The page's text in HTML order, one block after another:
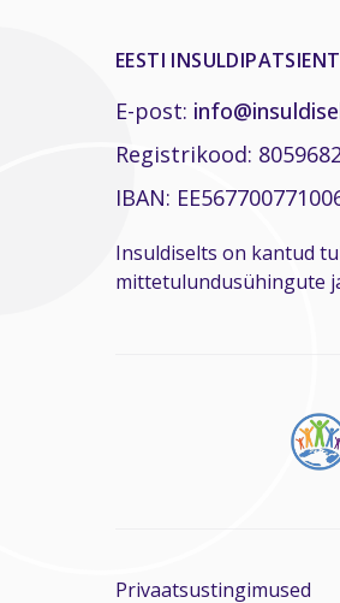
EESTI
E-post:
Registrikood:
IBAN:
Insuldiselts on kantud
mittetulundusühingute
Privaatsustingimused